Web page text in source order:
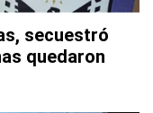
secuestró
quedaron